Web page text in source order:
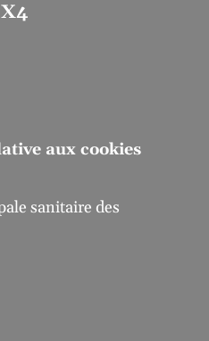
aux cookies
sanitaire des